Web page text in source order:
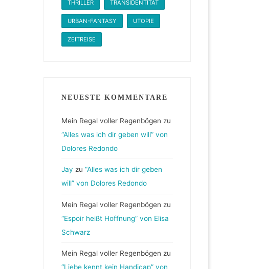
THRILLER TRANSIDENTITÄT
URBAN-FANTASY UTOPIE
ZEITREISE
NEUESTE KOMMENTARE
Mein Regal voller Regenbögen zu
“Alles was ich dir geben will” von
Dolores Redondo
Jay zu“Alles was ich dir geben
will” von Dolores Redondo
Mein Regal voller Regenbögen zu
“Espoir heißt Hoffnung” von Elisa
Schwarz
Mein Regal voller Regenbögen zu
“Liebe kennt kein Handicap” von